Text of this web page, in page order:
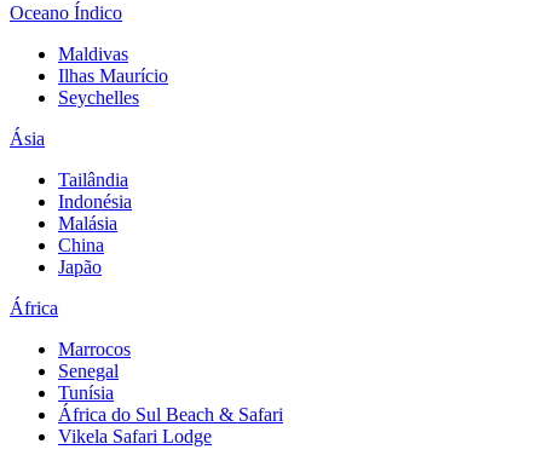
Oceano Índico
Maldivas
Ilhas Maurício
Seychelles
Ásia
Tailândia
Indonésia
Malásia
China
Japão
África
Marrocos
Senegal
Tunísia
África do Sul Beach & Safari
Vikela Safari Lodge